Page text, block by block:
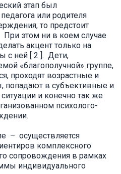
этап был
или родителя
то предстоит
При этом ни в коем случае
акцент только на
с ней [ 2 ]. Дети,
«благополучной» группе,
проходят возрастные и
попадают в субъективные и
и конечно так же
психолого-
осуществляется
комплексного
сопровождения в рамках
индивидуального